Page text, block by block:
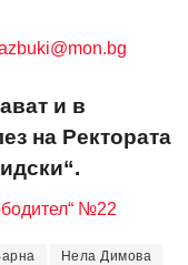
и в
на Ректората
№22
Нела Димова